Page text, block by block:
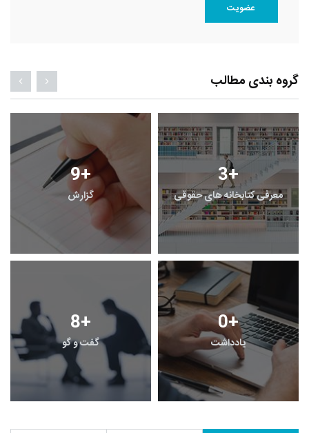
عضویت
گروه بندی مطالب
9+
گزارش
3+
معرفی کتابخانه های حقوقی
8+
گفت و گو
0+
یادداشت